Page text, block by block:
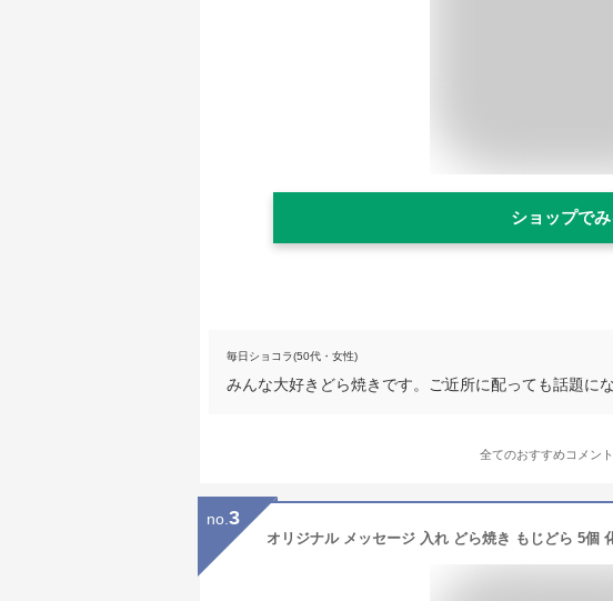
ショップで
毎日ショコラ(50代・女性)
みんな大好きどら焼きです。ご近所に配っても話題に
全てのおすすめコメント
no. 3
オリジナル メッセージ 入れ どら焼き もじどら 5個